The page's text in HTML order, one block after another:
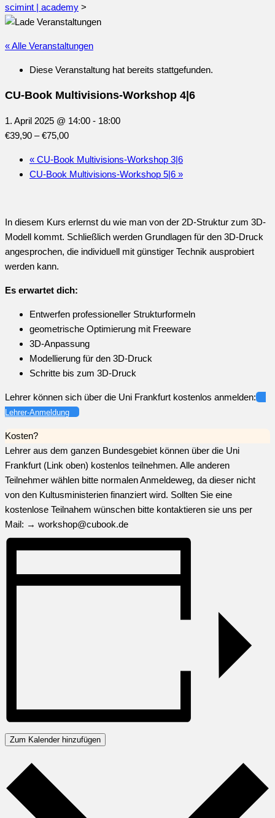
scimint | academy >
« Alle Veranstaltungen
Diese Veranstaltung hat bereits stattgefunden.
CU-Book Multivisions-Workshop 4|6
1. April 2025 @ 14:00 - 18:00
€39,90 – €75,00
« CU-Book Multivisions-Workshop 3|6
CU-Book Multivisions-Workshop 5|6 »
In diesem Kurs erlernst du wie man von der 2D-Struktur zum 3D-
Modell kommt. Schließlich werden Grundlagen für den 3D-Druck
angesprochen, die individuell mit günstiger Technik ausprobiert
werden kann.
Es erwartet dich:
Entwerfen professioneller Strukturformeln
geometrische Optimierung mit Freeware
3D-Anpassung
Modellierung für den 3D-Druck
Schritte bis zum 3D-Druck
Lehrer können sich über die Uni Frankfurt kostenlos anmelden:
Lehrer-Anmeldung
Kosten?
Lehrer aus dem ganzen Bundesgebiet können über die Uni
Frankfurt (Link oben) kostenlos teilnehmen. Alle anderen
Teilnehmer wählen bitte normalen Anmeldeweg, da dieser nicht
von den Kultusministerien finanziert wird. Sollten Sie eine
kostenlose Teilnahem wünschen bitte kontaktieren sie uns per
Mail: → workshop@cubook.de
Zum Kalender hinzufügen